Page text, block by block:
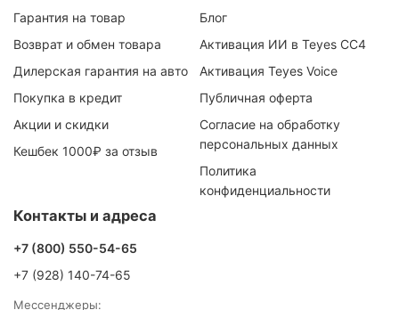
Гарантия на товар
Возврат и обмен товара
Дилерская гарантия на авто
Покупка в кредит
Акции и скидки
Кешбек 1000₽ за отзыв
Блог
Активация ИИ в Teyes CC4
Активация Teyes Voice
Публичная оферта
Согласие на обработку
персональных данных
Политика
конфиденциальности
Контакты и адреса
+7 (800) 550-54-65
+7 (928) 140-74-65
Мессенджеры: